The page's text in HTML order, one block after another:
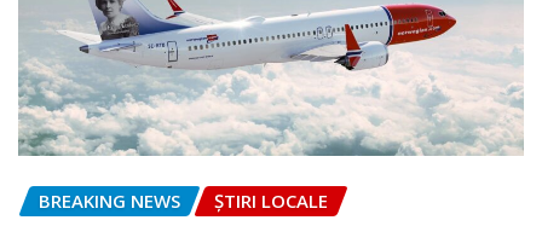
BREAKING NEWS ȘTIRI LOCALE